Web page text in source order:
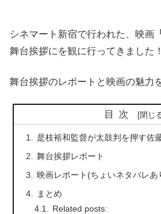
シネマート新宿で行われた、映画
舞台挨拶にを観に行ってきました！
舞台挨拶のレポートと映画の魅力
目次
是枝裕和監督が太鼓判を押す佐
舞台挨拶レポート
映画レポート(ちょいネタバレあ
まとめ
Related posts: